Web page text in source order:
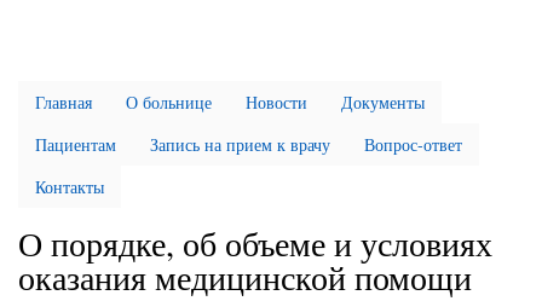
Главная О больнице Новости
Документы
Пациентам
Запись на прием к врачу
Вопрос-ответ
Контакты
О порядке, об объеме и условиях
оказания медицинской помощи